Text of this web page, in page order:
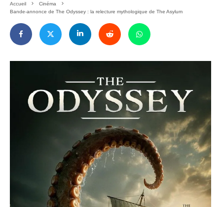
Accueil
Cinéma
Bande-annonce de The Odyssey : la relecture mythologique de The Asylum